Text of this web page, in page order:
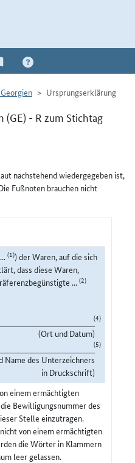
Ursprungserklärung
(GE) - R zum Stichtag
nachstehend wiedergegeben ist,
Fußnoten brauchen nicht
(1)) der Waren, auf die sich
dass diese Waren,
...(2)
(4)
(Ort und Datum)
(5)
des Unterzeichners
in Druckschrift)
einem ermächtigten
Bewilligungsnummer des
Stelle einzutragen.
von einem ermächtigten
die Wörter in Klammern
leer gelassen.